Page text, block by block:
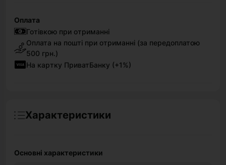
Оплата
Готівкою при отриманні
Оплата на пошті при отриманні (за передоплатою
500 грн.)
На картку ПриватБанку (+1%)
Характеристики
Основні характеристики